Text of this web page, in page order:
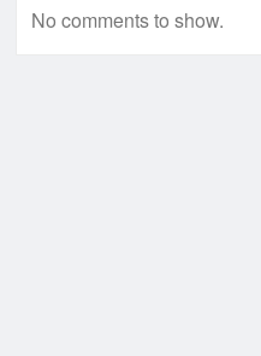
No comments to show.